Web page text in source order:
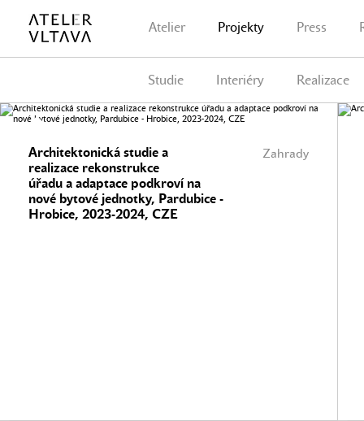
Atelier Projekty Press
Studie Interiéry Realizace
Zahrady
Architektonická studie a
realizace rekonstrukce
úřadu a adaptace podkroví na
nové bytové jednotky, Pardubice -
Hrobice, 2023-2024, CZE